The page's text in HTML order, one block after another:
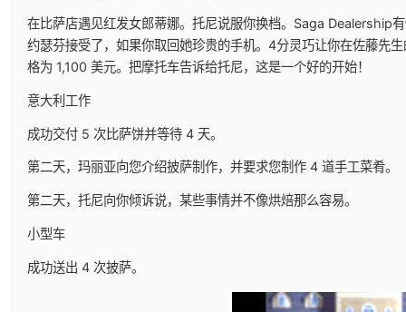
在比萨店遇见红发女郎蒂娜。托尼说服你换档。Saga Dealership
约瑟芬接受了，如果你取回她珍贵的手机。4分灵巧让你在佐藤先
格为 1,100 美元。把摩托车告诉给托尼，这是一个好的开始！
意大利工作
成功交付 5 次比萨饼并等待 4 天。
第二天，玛丽亚向您介绍披萨制作，并要求您制作 4 道手工菜肴。
第二天，托尼向你倾诉说，某些事情并不像烘焙那么容易。
小型车
成功送出 4 次披萨。